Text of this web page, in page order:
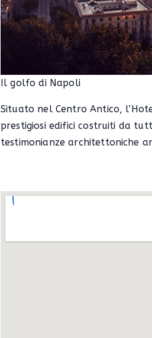
Il golfo di Napoli
Situato nel Centro Antico,
prestigiosi edifici costruiti da
testimonianze architettoniche